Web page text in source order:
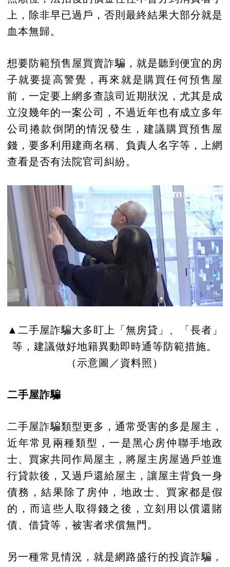
上，除非早已過戶，否則最終結果大部分就是
血本無歸。
想要防範預售屋買賣詐騙，就是聽到便宜的房
子就要提高警覺，再來就是購買任何預售屋
前，一定要上網多查該司近期狀況，尤其是成
立沒幾年的一案公司，不過近年也有成立多年
公司捲款倒閉的情況發生，建議購買預售屋
錢，要多利用建商名稱、負責人名字等，上網
查看是否有法院官司糾紛。
▲二手屋詐騙大多盯上「無房貸」、「長者」
等，建議做好地籍異動即時通等防範措施。
（示意圖／資料照）
二手屋詐騙
二手屋詐騙類型更多，通常受害的多是屋主，
近年常見兩種類型，一是黑心房仲聯手地政
士、買家共同作局屋主，將屋主房屋過戶並進
行貸款後，又過戶還給屋主，讓屋主背負一身
債務，結果除了房仲，地政士、買家都是假
的，而這些人取得錢之後，立刻用以償還賭
債、借貸等，被害者求償無門。
另一種常見情況，就是網路盛行的投資詐騙，